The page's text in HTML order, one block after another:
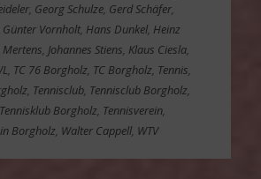
, Georg Schulze, Gerd Schäfer,
Günter Vornholt, Hans Dunkel, Heinz
, Johannes Stiens, Klaus Ciesla,
, TC 76 Borgholz, TC Borgholz, Tennis,
, Tennisclub, Tennisclub Borgholz,
Tennisklub Borgholz, Tennisverein,
Borgholz, Walter Cappell, WTV